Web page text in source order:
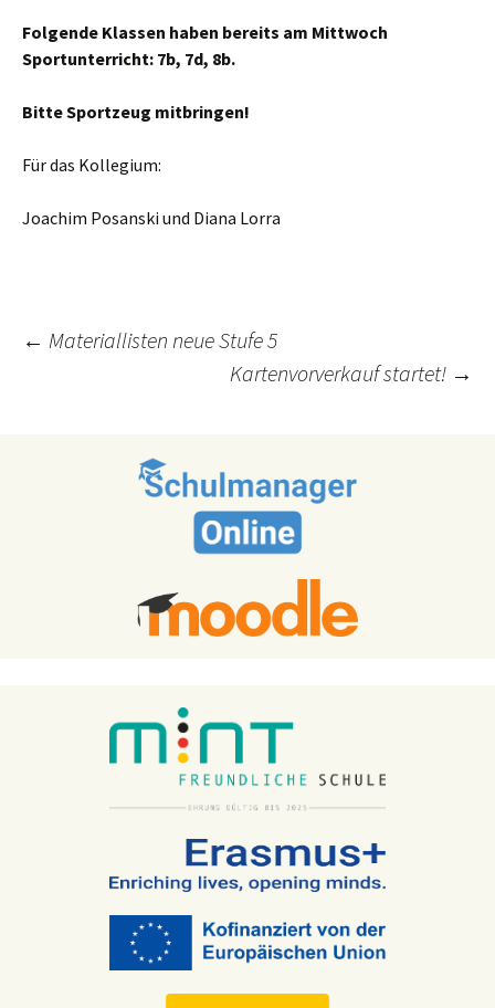
Folgende Klassen haben bereits am Mittwoch
Sportunterricht: 7b, 7d, 8b.
Bitte Sportzeug mitbringen!
Für das Kollegium:
Joachim Posanski und Diana Lorra
Post
← Materiallisten neue Stufe 5
Kartenvorverkauf startet! →